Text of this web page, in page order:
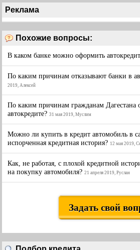
Реклама
Похожие вопросы:
В каком банке можно оформить
По каким причинам отказывают банки в
2019, Алексей
По каким причинам гражданам Дагестана
автокредите? 31 мая 2019, Муслим
Можно ли купить в кредит автомобиль в
испорченная кредитная история? 12 мая 2019,
Как, не работая, с плохой кредитной
на покупку автомобиля? 21 апреля 2019, Руслан
Задать свой